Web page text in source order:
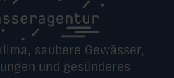
saubere Gewässer,
und gesünderes